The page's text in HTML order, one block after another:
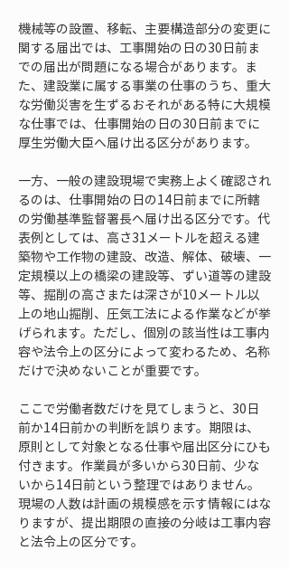
機械等の設置、移転、主要構造部分の変更に
関する届出では、工事開始の日の30日前ま
での届出が問題になる場合があります。ま
た、建設業に属する事業の仕事のうち、重大
な労働災害を生ずるおそれがある特に大規模
な仕事では、仕事開始の日の30日前までに
厚生労働大臣へ届け出る区分があります。
一方、一般の建設現場で実務上よく確認され
るのは、仕事開始の日の14日前までに所轄
の労働基準監督署長へ届け出る区分です。代
表例としては、高さ31メートルを超える建
築物や工作物の建設、改造、解体、破壊、一
定規模以上の橋梁の建設等、ずい道等の建設
等、掘削の高さまたは深さが10メートル以
上の地山掘削、圧気工法による作業などが挙
げられます。ただし、個別の該当性は工事内
容や法令上の区分によって変わるため、名称
だけで決めないことが重要です。
ここで労働者数だけを見てしまうと、30日
前か14日前かの判断を誤ります。期限は、
原則として対象となる仕事や届出区分にひも
付きます。作業員が多いから30日前、少な
いから14日前という整理ではありません。
現場の人数は計画の規模感を示す情報にはな
りますが、提出期限の直接の分岐は工事内容
と法令上の区分です。